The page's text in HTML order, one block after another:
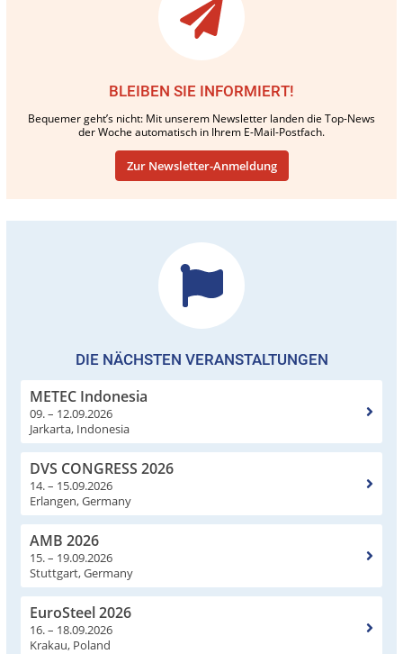
BLEIBEN SIE INFORMIERT!
Bequemer geht’s nicht: Mit unserem Newsletter landen die Top-News
der Woche automatisch in Ihrem E-Mail-Postfach.
Zur Newsletter-Anmeldung
DIE NÄCHSTEN VERANSTALTUNGEN
METEC Indonesia
09. – 12.09.2026
Jarkarta, Indonesia
DVS CONGRESS 2026
14. – 15.09.2026
Erlangen, Germany
AMB 2026
15. – 19.09.2026
Stuttgart, Germany
EuroSteel 2026
16. – 18.09.2026
Krakau, Poland